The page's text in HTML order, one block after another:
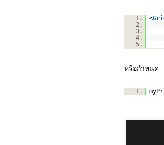
1. <
2.
3.
4.
5.
หรือกำหนด
1.